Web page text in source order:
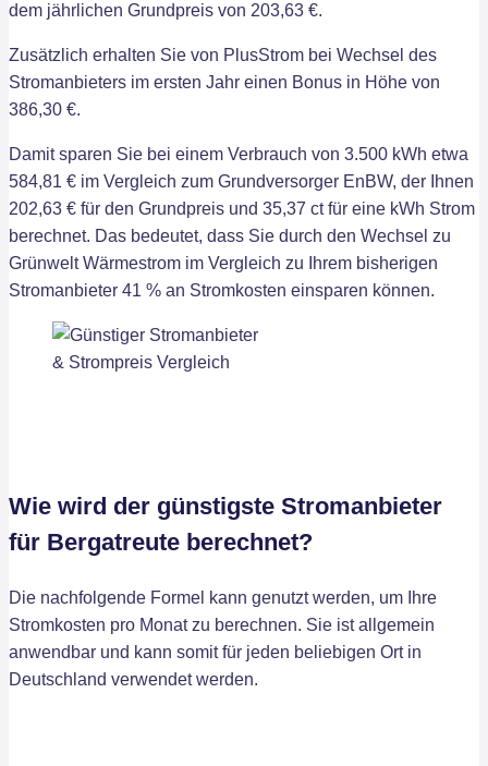
dem jährlichen Grundpreis von 203,63 €.
Zusätzlich erhalten Sie von PlusStrom bei Wechsel des
Stromanbieters im ersten Jahr einen Bonus in Höhe von
386,30 €.
Damit sparen Sie bei einem Verbrauch von 3.500 kWh etwa
584,81 € im Vergleich zum Grundversorger EnBW, der Ihnen
202,63 € für den Grundpreis und 35,37 ct für eine kWh Strom
berechnet. Das bedeutet, dass Sie durch den Wechsel zu
Grünwelt Wärmestrom im Vergleich zu Ihrem bisherigen
Stromanbieter 41 % an Stromkosten einsparen können.
Wie wird der günstigste Stromanbieter
für Bergatreute berechnet?
Die nachfolgende Formel kann genutzt werden, um Ihre
Stromkosten pro Monat zu berechnen. Sie ist allgemein
anwendbar und kann somit für jeden beliebigen Ort in
Deutschland verwendet werden.